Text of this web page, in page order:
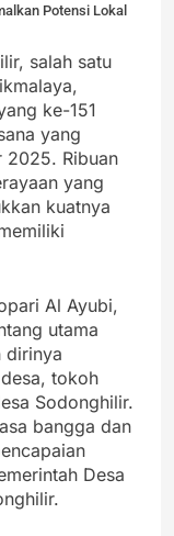
Potensi Lokal
salah satu
ke-151
yang
2025. Ribuan
yang
kuatnya
Al Ayubi,
utama
dirinya
tokoh
Sodonghilir.
bangga dan
Desa